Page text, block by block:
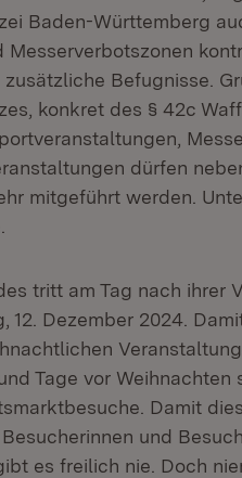
Baden-Württemberg
Messerverbotszonen
Befugnisse.
konkret des § 42c
dürfen
mitgeführt werden.
tritt am Tag nach ihrer
12. Dezember 2024.
Tage vor Weihnachten
Damit
und
es freilich nie. Doch